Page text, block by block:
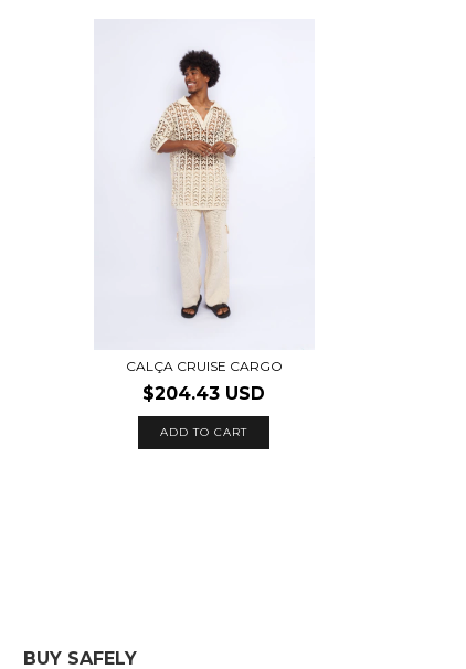
CALÇA CRUISE CARGO
$204.43 USD
ADD TO CART
BUY SAFELY